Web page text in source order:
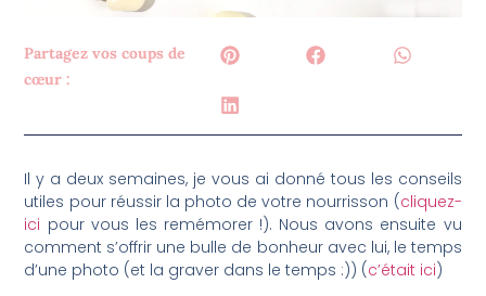
Partagez vos coups de
cœur :
Il y a deux semaines, je vous ai donné tous les conseils
utiles pour réussir la photo de votre nourrisson (cliquez-
ici pour vous les remémorer !). Nous avons ensuite vu
comment s’offrir une bulle de bonheur avec lui, le temps
d’une photo (et la graver dans le temps :)) (c’était ici)